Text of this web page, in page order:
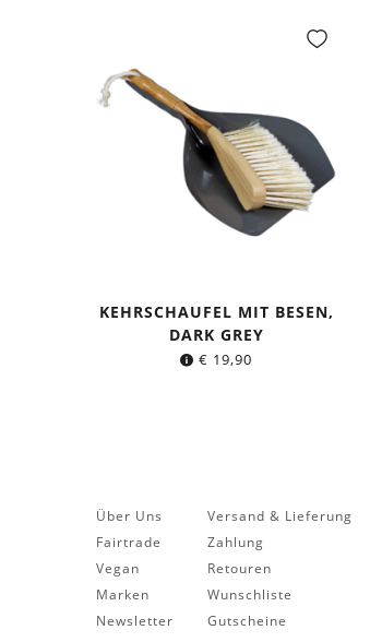
KEHRSCHAUFEL MIT BESEN,
DARK GREY
€ 19,90
Über Uns
Fairtrade
Vegan
Marken
Newsletter
Versand & Lieferung
Zahlung
Retouren
Wunschliste
Gutscheine